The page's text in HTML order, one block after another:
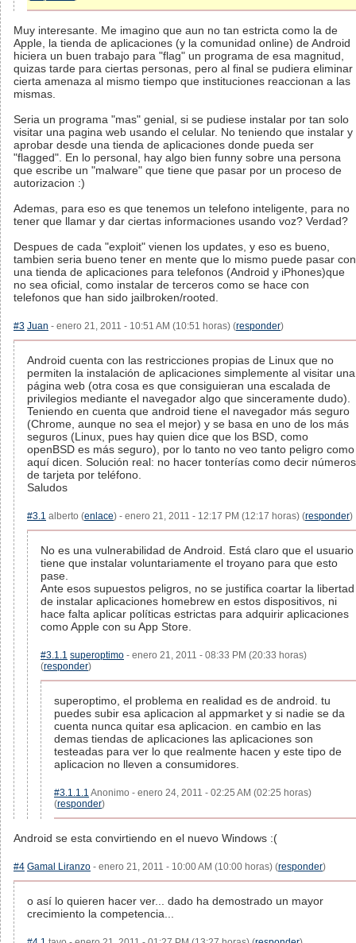
Muy interesante. Me imagino que aun no tan estricta como la de
Apple, la tienda de aplicaciones (y la comunidad online) de Android
hiciera un buen trabajo para "flag" un programa de esa magnitud,
quizas tarde para ciertas personas, pero al final se pudiera eliminar
cierta amenaza al mismo tiempo que instituciones reaccionan a las
mismas.
Seria un programa "mas" genial, si se pudiese instalar por tan solo
visitar una pagina web usando el celular. No teniendo que instalar y
aprobar desde una tienda de aplicaciones donde pueda ser
"flagged". En lo personal, hay algo bien funny sobre una persona
que escribe un "malware" que tiene que pasar por un proceso de
autorizacion :)
Ademas, para eso es que tenemos un telefono inteligente, para no
tener que llamar y dar ciertas informaciones usando voz? Verdad?
Despues de cada "exploit" vienen los updates, y eso es bueno,
tambien seria bueno tener en mente que lo mismo puede pasar con
una tienda de aplicaciones para telefonos (Android y iPhones)que
no sea oficial, como instalar de terceros como se hace con
telefonos que han sido jailbroken/rooted.
#3 Juan - enero 21, 2011 - 10:51 AM (10:51 horas) (responder)
Android cuenta con las restricciones propias de Linux que no
permiten la instalación de aplicaciones simplemente al visitar una
página web (otra cosa es que consiguieran una escalada de
privilegios mediante el navegador algo que sinceramente dudo).
Teniendo en cuenta que android tiene el navegador más seguro
(Chrome, aunque no sea el mejor) y se basa en uno de los más
seguros (Linux, pues hay quien dice que los BSD, como
openBSD es más seguro), por lo tanto no veo tanto peligro como
aquí dicen. Solución real: no hacer tonterías como decir números
de tarjeta por teléfono.
Saludos
#3.1 alberto (enlace) - enero 21, 2011 - 12:17 PM (12:17 horas) (responder)
No es una vulnerabilidad de Android. Está claro que el usuario
tiene que instalar voluntariamente el troyano para que esto
pase.
Ante esos supuestos peligros, no se justifica coartar la libertad
de instalar aplicaciones homebrew en estos dispositivos, ni
hace falta aplicar políticas estrictas para adquirir aplicaciones
como Apple con su App Store.
#3.1.1 superoptimo - enero 21, 2011 - 08:33 PM (20:33 horas)
(responder)
superoptimo, el problema en realidad es de android. tu
puedes subir esa aplicacion al appmarket y si nadie se da
cuenta nunca quitar esa aplicacion. en cambio en las
demas tiendas de aplicaciones las aplicaciones son
testeadas para ver lo que realmente hacen y este tipo de
aplicacion no lleven a consumidores.
#3.1.1.1 Anonimo - enero 24, 2011 - 02:25 AM (02:25 horas)
(responder)
Android se esta convirtiendo en el nuevo Windows :(
#4 Gamal Liranzo - enero 21, 2011 - 10:00 AM (10:00 horas) (responder)
o así lo quieren hacer ver... dado ha demostrado un mayor
crecimiento la competencia...